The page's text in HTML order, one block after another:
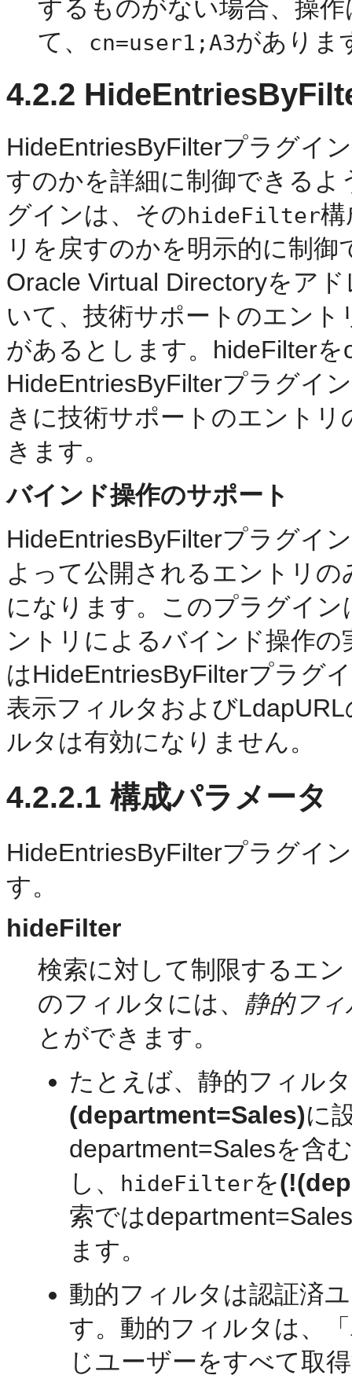
するものがない場合、操
て、
cn=user1;A3がありま
4.2.2
HideEntriesByFilterプラグイ
すのかを詳細に制御できる
グインは、その hideFilter構
リを戻すのかを明示的に制
Oracle Virtual Directoryをア
いて、技術サポートのエン
があるとします。hideFilter
HideEntriesByFilterプラグイ
きに技術サポートのエント
きます。
バインド操作のサポート
HideEntriesByFilterプラグイ
よって公開されるエントリ
になります。このプラグイ
ントリによるバインド操作
はHideEntriesByFilterプラグ
表示フィルタおよび
ルタは有効になりません。
4.2.2.1 構成パラメータ
HideEntriesByFilterプラグイ
す。
hideFilter
検索に対して制限するエ
のフィルタには、 静的フィ
とができます。
たとえば、静的フィル
(department=Sales)に
department=Salesを含
し、
hideFilterを
索では
ます。
動的フィルタは認証済
す。動的フィルタは、
じユーザーをすべて取